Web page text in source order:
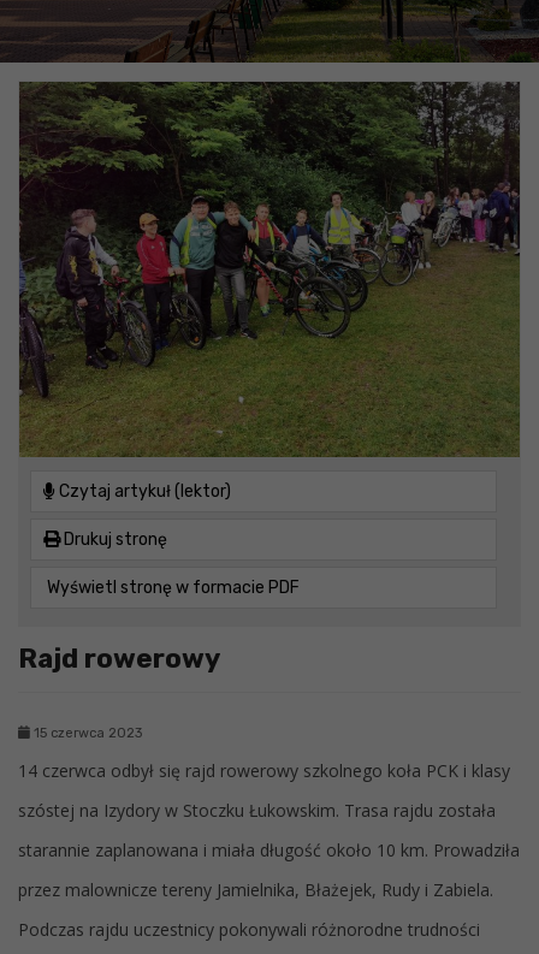
Czytaj artykuł (lektor)
Drukuj stronę
Wyświetl stronę w formacie PDF
Rajd rowerowy
15 czerwca 2023
14 czerwca odbył się rajd rowerowy szkolnego koła PCK i klasy
szóstej na Izydory w Stoczku Łukowskim. Trasa rajdu została
starannie zaplanowana i miała długość około 10 km. Prowadziła
przez malownicze tereny Jamielnika, Błażejek, Rudy i Zabiela.
Podczas rajdu uczestnicy pokonywali różnorodne trudności